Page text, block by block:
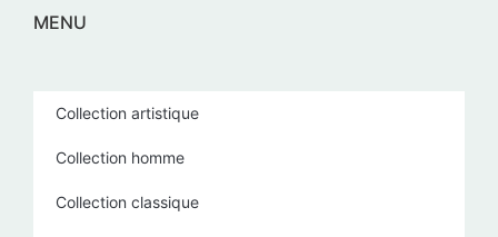
MENU
Collection artistique
Collection homme
Collection classique